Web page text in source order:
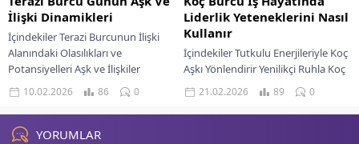
İlişki Dinamikleri
İçindekiler Terazi Burcunun İlişki
Alanındaki Olasılıkları ve
Potansiyelleri Aşk ve İlişkiler
Kariyer Dinamikleri Para ve
Finansal Durum Terazi burcu
bireyleri...
10.02.2026 86 0
Liderlik Yeteneklerini Nasıl
Kullanır
İçindekiler Tutkulu Enerjileriyle Koç
Aşkı Yönlendirir Yenilikçi Ruhla Koç
Kariyerinde Fark Yaratır Finansal
Hedeflere Koç Kararlılığıyla Ulaşılır
İş hayatında doğal...
21.02.2026 89 0
YORUMLAR